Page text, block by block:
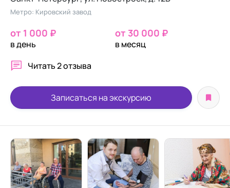
Метро: Кировский завод
от 1 000 ₽
в день
от 30 000 ₽
в месяц
Читать2 отзыва
Записаться на экскурсию